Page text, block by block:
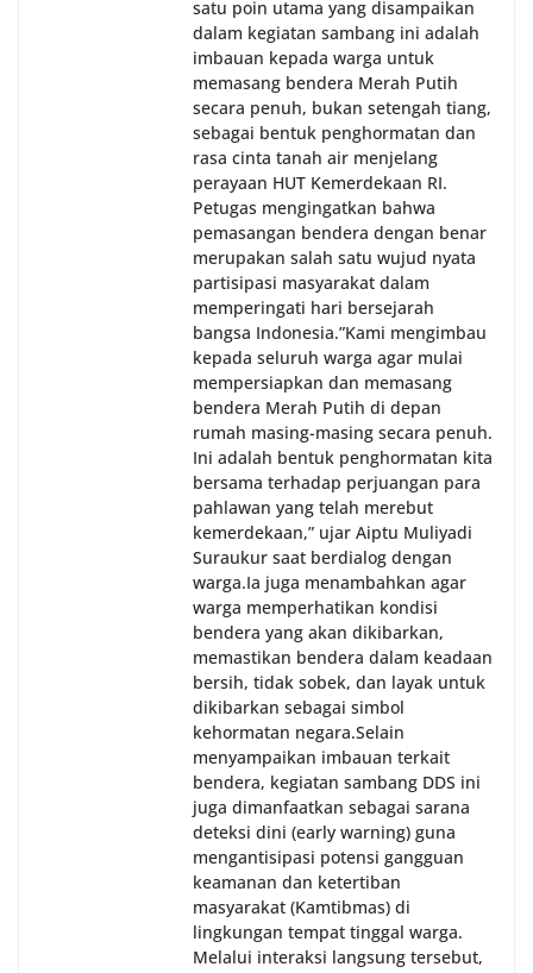
satu poin utama yang disampaikan
dalam kegiatan sambang ini adalah
imbauan kepada warga untuk
memasang bendera Merah Putih
secara penuh, bukan setengah tiang,
sebagai bentuk penghormatan dan
rasa cinta tanah air menjelang
perayaan HUT Kemerdekaan RI.
Petugas mengingatkan bahwa
pemasangan bendera dengan benar
merupakan salah satu wujud nyata
partisipasi masyarakat dalam
memperingati hari bersejarah
bangsa Indonesia.‎‎”Kami mengimbau
kepada seluruh warga agar mulai
mempersiapkan dan memasang
bendera Merah Putih di depan
rumah masing-masing secara penuh.
Ini adalah bentuk penghormatan kita
bersama terhadap perjuangan para
pahlawan yang telah merebut
kemerdekaan,” ujar Aiptu Muliyadi
Suraukur saat berdialog dengan
warga.‎‎Ia juga menambahkan agar
warga memperhatikan kondisi
bendera yang akan dikibarkan,
memastikan bendera dalam keadaan
bersih, tidak sobek, dan layak untuk
dikibarkan sebagai simbol
kehormatan negara.‎‎‎Selain
menyampaikan imbauan terkait
bendera, kegiatan sambang DDS ini
juga dimanfaatkan sebagai sarana
deteksi dini (early warning) guna
mengantisipasi potensi gangguan
keamanan dan ketertiban
masyarakat (Kamtibmas) di
lingkungan tempat tinggal warga.
Melalui interaksi langsung tersebut,